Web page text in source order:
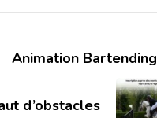
Animation Bartending
d’obstacles